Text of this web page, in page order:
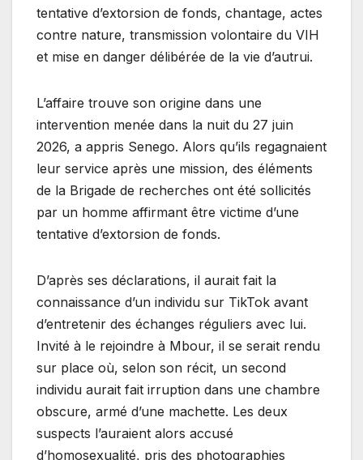
tentative d’extorsion de fonds, chantage, actes
contre nature, transmission volontaire du VIH
et mise en danger délibérée de la vie d’autrui.
L’affaire trouve son origine dans une
intervention menée dans la nuit du 27 juin
2026, a appris Senego. Alors qu’ils regagnaient
leur service après une mission, des éléments
de la Brigade de recherches ont été sollicités
par un homme affirmant être victime d’une
tentative d’extorsion de fonds.
D’après ses déclarations, il aurait fait la
connaissance d’un individu sur TikTok avant
d’entretenir des échanges réguliers avec lui.
Invité à le rejoindre à Mbour, il se serait rendu
sur place où, selon son récit, un second
individu aurait fait irruption dans une chambre
obscure, armé d’une machette. Les deux
suspects l’auraient alors accusé
d’homosexualité, pris des photographies